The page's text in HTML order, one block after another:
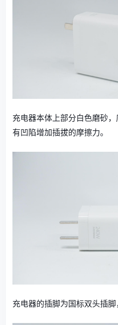
充电器本体上部分白色磨砂
有凹陷增加插拔的摩擦力。
充电器的插脚为国标双头插脚